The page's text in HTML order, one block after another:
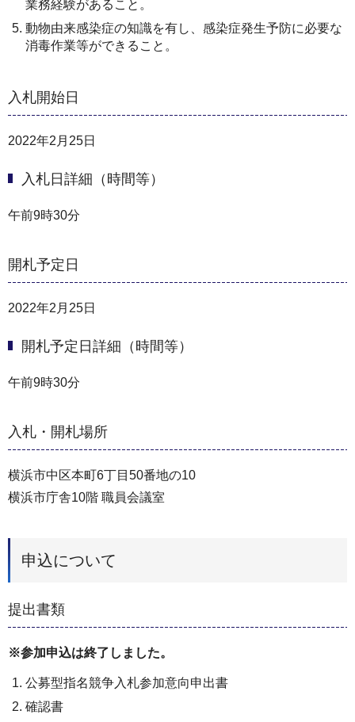
業務経験があること。
動物由来感染症の知識を有し、感染症発生予防に必要な
消毒作業等ができること。
入札開始日
2022年2月25日
入札日詳細（時間等）
午前9時30分
開札予定日
2022年2月25日
開札予定日詳細（時間等）
午前9時30分
入札・開札場所
横浜市中区本町6丁目50番地の10
横浜市庁舎10階 職員会議室
申込について
提出書類
※参加申込は終了しました。
公募型指名競争入札参加意向申出書
確認書